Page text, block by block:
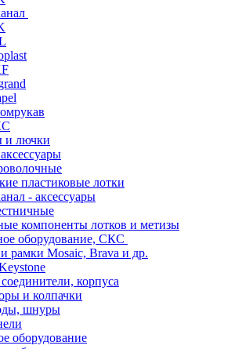
и лючки
пластиковые лотки
- аксессуары
компоненты лотков и метизы
оборудование, СКС
рамки Mosaic, Brava и др.
корпуса
и колпачки
шнуры
оборудование